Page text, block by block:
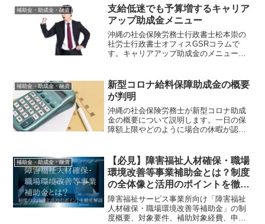
型コロナウイルス関連の助成金活用を検
討している方は必見です。
補助金・助成金・融資
支給低迷でも予算増するキャリア
アップ助成金メニュー
沖縄の社会保険労務士行政書士松本崇の
社労士行政書士オフィスGSRコラムで
す。キャリアアップ助成金のメニュー
です。2020年度は国のプッシュがありそ
うな、目玉助成金になるかもしれません
ね。
補助金・助成金・融資
新型コロナ給料保障助成金の概要
が判明
沖縄の社会保険労務士が新型コロナ助成
金の概要について説明します。一日の保
障額上限やどのように場合の休暇が認め
型コロナ助成金について知りたい方は必
見です。
補助金・助成金・融資
【必見】障害福祉人材確保・職場
環境改善等事業補助金とは？制度
の全体像と活用のポイントを徹底
解説
障害福祉サービス事業所向け「障害福祉
人材確保・職場環境改善等補助金」の制
度概要、対象要件、補助対象経費、申請